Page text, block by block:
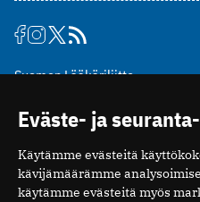
Suomen Lääkäriliitto
00510 Helsinki
puh. (09) 393 091
toimitus@potilaanlaakarilehti.fi
ISSN 2323-9476
Eväste- ja
Käytämme evästeitä
kävijämäärämme
käytämme evästeitä myös